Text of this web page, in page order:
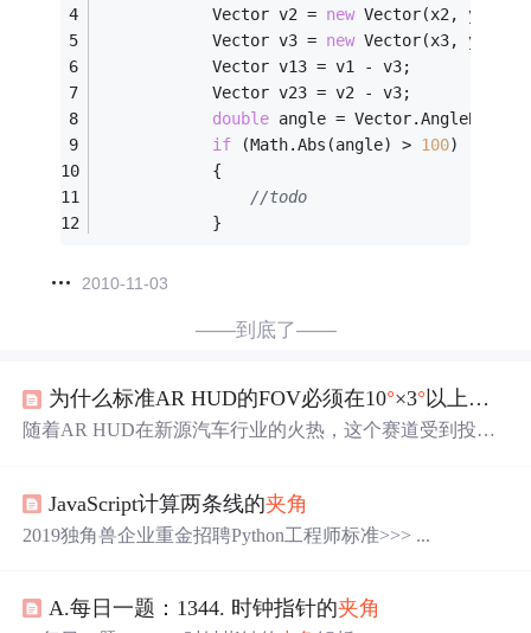
            Vector v2 =
new Vector(x2, y2);
            Vector v3 =
new Vector(x3, y3);
            Vector v13 = v1 - v3;
            Vector v23 = v2 - v3;
double angle =
if (Math.Abs(angle) > 100)
            {
//todo
            }
2010-11-03
——到底了——
为什么标准AR HUD的FOV必须在10°×3°以上｜技术科普
随着AR HUD在新源汽车行业的火热，这个赛道受到投资
JavaScript计算两条线的夹角
2019独角兽企业重金招聘Python工程师标准>>> ...
A.每日一题：1344. 时钟指针的夹角